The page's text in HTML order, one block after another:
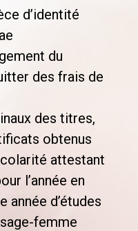
d’identité
du
des frais de
des titres,
obtenus
attestant
l’année en
année d’études
femme